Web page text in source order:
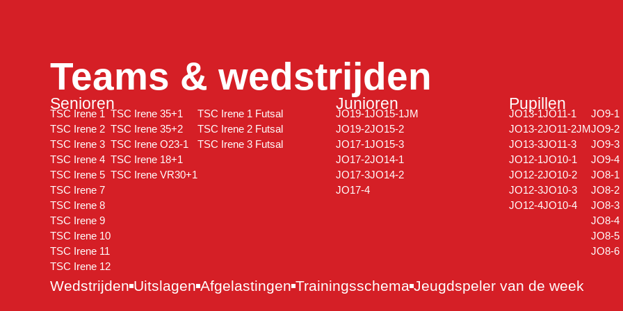
Teams & wedstrijden
Senioren
TSC Irene 1
TSC Irene 2
TSC Irene 3
TSC Irene 4
TSC Irene 5
TSC Irene 7
TSC Irene 8
TSC Irene 9
TSC Irene 10
TSC Irene 11
TSC Irene 12
TSC Irene 35+1
TSC Irene 35+2
TSC Irene O23-1
TSC Irene 18+1
TSC Irene VR30+1
TSC Irene 1 Futsal
TSC Irene 2 Futsal
TSC Irene 3 Futsal
Junioren
JO19-1
JO19-2
JO17-1
JO17-2
JO17-3
JO17-4
JO15-1JM
JO15-2
JO15-3
JO14-1
JO14-2
Pupillen
JO13-1
JO13-2
JO13-3
JO12-1
JO12-2
JO12-3
JO12-4
JO11-1
JO11-2JM
JO11-3
JO10-1
JO10-2
JO10-3
JO10-4
JO9-1
JO9-2
JO9-3
JO9-4
JO8-1
JO8-2
JO8-3
JO8-4
JO8-5
JO8-6
Wedstrijden Uitslagen Afgelastingen Trainingsschema Jeugdspeler van de week